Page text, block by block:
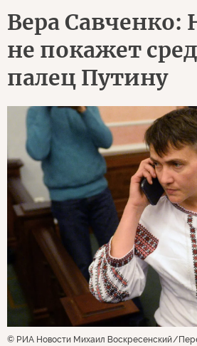
Вера Савченко:
не покажет
палец Путину
© РИА Новости Михаил Воскресенский